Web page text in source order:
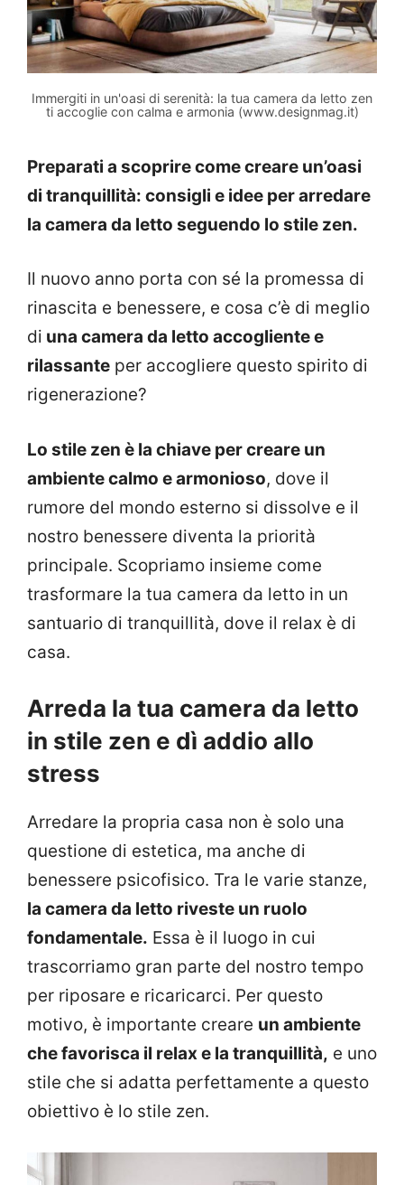
Immergiti in un'oasi di serenità: la tua camera da letto zen
ti accoglie con calma e armonia (www.designmag.it)
Preparati a scoprire come creare un’oasi
di tranquillità: consigli e idee per arredare
la camera da letto seguendo lo stile zen.
Il nuovo anno porta con sé la promessa di
rinascita e benessere, e cosa c’è di meglio
di una camera da letto accogliente e
rilassante per accogliere questo spirito di
rigenerazione?
Lo stile zen è la chiave per creare un
ambiente calmo e armonioso, dove il
rumore del mondo esterno si dissolve e il
nostro benessere diventa la priorità
principale. Scopriamo insieme come
trasformare la tua camera da letto in un
santuario di tranquillità, dove il relax è di
casa.
Arreda la tua camera da letto
in stile zen e dì addio allo
stress
Arredare la propria casa non è solo una
questione di estetica, ma anche di
benessere psicofisico. Tra le varie stanze,
la camera da letto riveste un ruolo
fondamentale. Essa è il luogo in cui
trascorriamo gran parte del nostro tempo
per riposare e ricaricarci. Per questo
motivo, è importante creare un ambiente
che favorisca il relax e la tranquillità, e uno
stile che si adatta perfettamente a questo
obiettivo è lo stile zen.